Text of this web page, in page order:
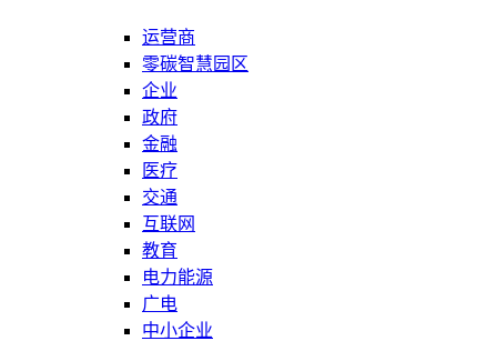
运营商
零碳智慧园区
企业
政府
金融
医疗
交通
互联网
教育
电力能源
广电
中小企业